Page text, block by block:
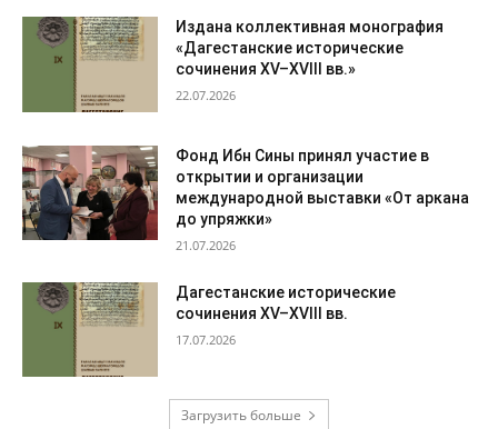
Издана коллективная монография
«Дагестанские исторические
сочинения XV–XVIII вв.»
22.07.2026
Фонд Ибн Сины принял участие в
открытии и организации
международной выставки «От аркана
до упряжки»
21.07.2026
Дагестанские исторические
сочинения XV–XVIII вв.
17.07.2026
Загрузить больше